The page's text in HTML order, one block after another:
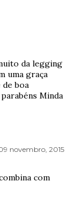
da legging
uma graça
boa
Minda
novembro, 2015
com